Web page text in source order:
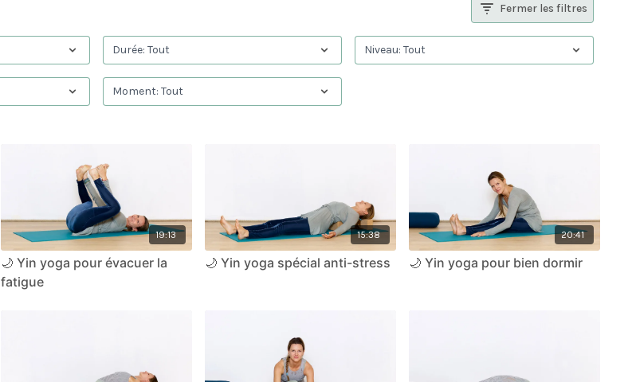
Fermer les filtres
19:13
🌙 Yin yoga pour évacuer la
fatigue
15:38
🌙 Yin yoga spécial anti-stress
20:41
🌙 Yin yoga pour bien dormir